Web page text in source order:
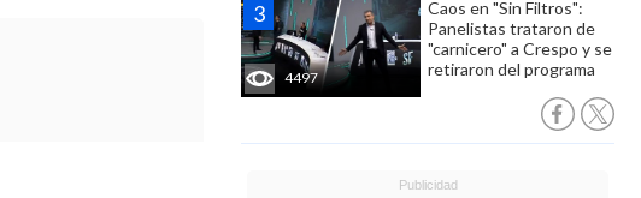
4497
Caos en "Sin Filtros":
Panelistas trataron de
"carnicero" a Crespo y se
retiraron del programa